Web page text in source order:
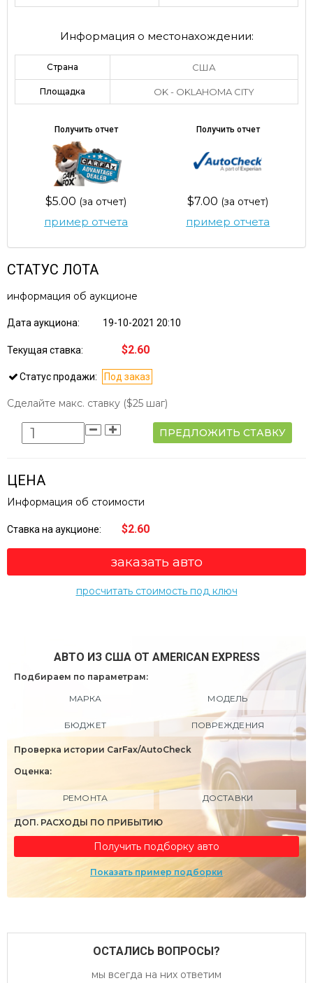
Информация о местонахождении:
Страна США
Площадка OK - OKLAHOMA CITY
Получить отчет
$5.00 (за отчет)
пример отчета
Получить отчет
$7.00 (за отчет)
пример отчета
СТАТУС ЛОТА
информация об аукционе
Дата аукциона: 19-10-2021 20:10
Текущая ставка: $2.60
Статус продажи: Под заказ
Сделайте макс. ставку ($25 шаг)
ПРЕДЛОЖИТЬ СТАВКУ
ЦЕНА
Информация об стоимости
Ставка на аукционе: $2.60
заказать авто
просчитать стоимость под ключ
АВТО ИЗ США ОТ AMERICAN EXPRESS
Подбираем по параметрам:
МАРКА МОДЕЛЬ
БЮДЖЕТ ПОВРЕЖДЕНИЯ
Проверка истории CarFax/AutoCheck
Оценка:
РЕМОНТА ДОСТАВКИ
ДОП. РАСХОДЫ ПО ПРИБЫТИЮ
Получить подборку авто
Показать пример подборки
ОСТАЛИСЬ ВОПРОСЫ?
мы всегда на них ответим